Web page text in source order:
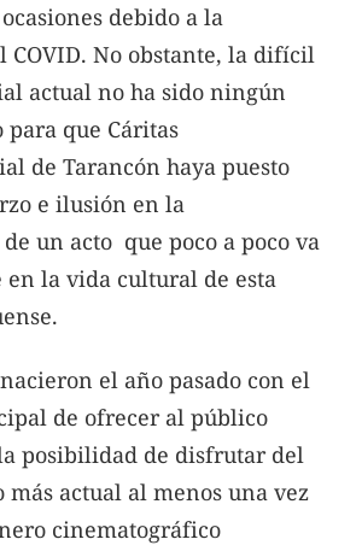
debido a la
COVID. No obstante, la difícil
actual no ha sido ningún
que Cáritas
de Tarancón haya puesto
e ilusión en la
un acto que poco a poco va
en la vida cultural de esta
el año pasado con el
de ofrecer al público
posibilidad de disfrutar del
actual al menos una vez
cinematográfico